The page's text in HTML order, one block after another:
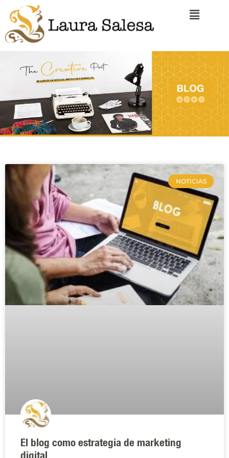
NOTICIAS
El blog como estrategia de marketing